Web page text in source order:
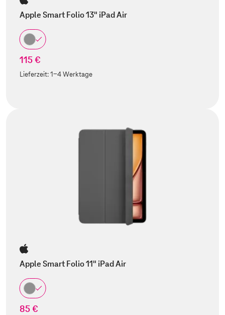
Apple Smart Folio 13" iPad Air
115 €
Lieferzeit:1-4 Werktage
Apple Smart Folio 11" iPad Air
85 €